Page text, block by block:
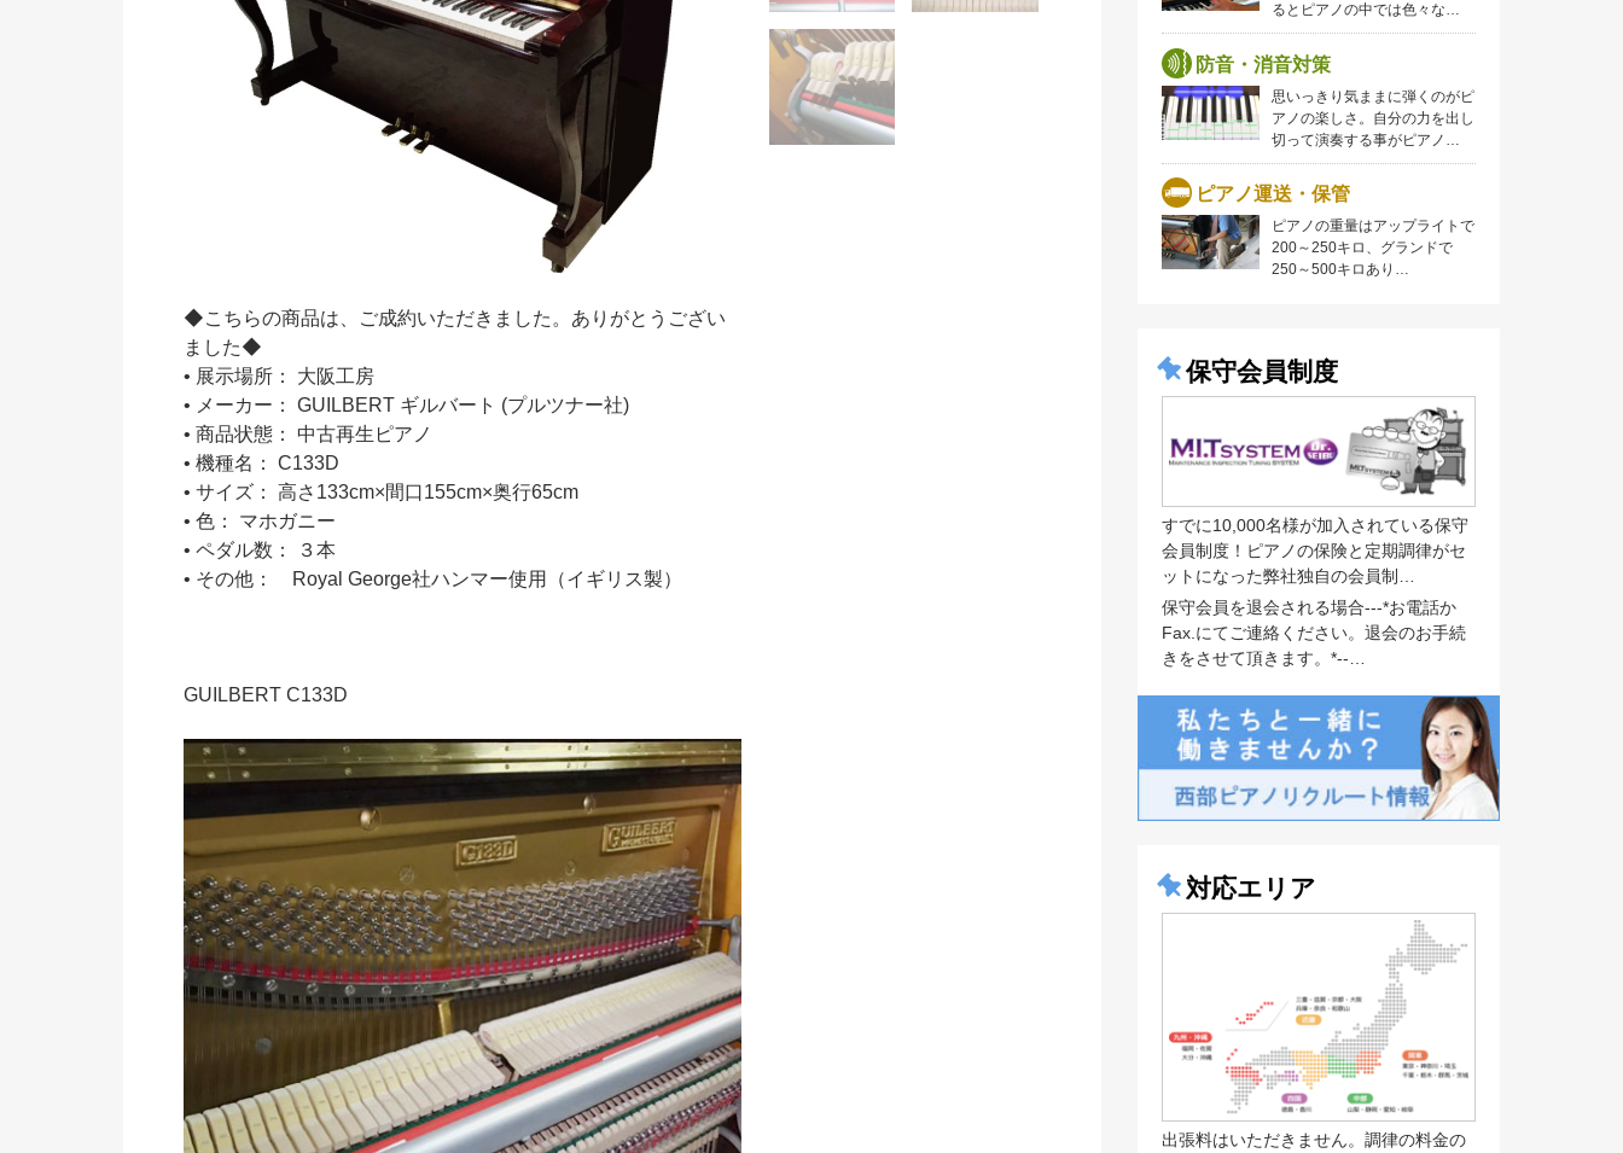
◆こちらの商品は、ご成約いただきました。ありがとうござい
ました◆
• 展示場所： 大阪工房
• メーカー： GUILBERT ギルバート (プルツナー社)
• 商品状態： 中古再生ピアノ
• 機種名： C133D
• サイズ： 高さ133cm×間口155cm×奥行65cm
• 色： マホガニー
• ペダル数： ３本
• その他： Royal George社ハンマー使用（イギリス製）
GUILBERT C133D
るとピアノの中では色々な…
防音・消音対策
思いっきり気ままに弾くのがピ
アノの楽しさ。自分の力を出し
切って演奏する事がピアノ…
ピアノ運送・保管
ピアノの重量はアップライトで
200～250キロ、グランドで
250～500キロあり…
保守会員制度
すでに10,000名様が加入されている保守
会員制度！ピアノの保険と定期調律がセ
ットになった弊社独自の会員制…
保守会員を退会される場合---*お電話か
Fax.にてご連絡ください。退会のお手続
きをさせて頂きます。*--…
対応エリア
出張料はいただきません。調律の料金の